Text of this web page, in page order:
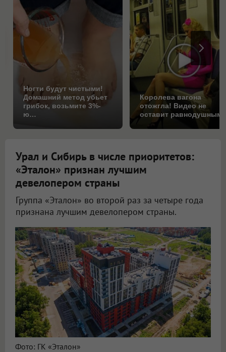
Ногти будут чистыми!
Домашний метод убьет
грибок, возьмите 3%-
ю…
Королева вагона
отожгла! Видео не
оставит равнодушным
Урал и Сибирь в числе приоритетов:
«Эталон» признан лучшим
девелопером страны
Группа «Эталон» во второй раз за четыре года
признана лучшим девелопером страны.
Фото: ГК «Эталон»